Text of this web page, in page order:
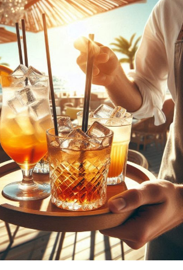
und Acht­sam­keit: Erhal­te umfas­
Tech­ni­ken und Tipps zur
inne­rer Ruhe und Klar­heit. Von
Medi­ta­tio­nen bis hin zu Acht­sam­keits­
her­aus, wie du stress­frei­er leben
Fokus schär­fen kannst.
: Erkun­de die tie­fe­re Bedeu­tung der
Pla­ne­ten und wie sie dein Leben
Ler­ne, dein Geburts­ho­ro­skop zu
wie astro­lo­gi­sche Aspek­te dir hel­
Her­aus­for­de­run­gen zu meis­tern und
erkennen.
: Tau­che ein in die Kunst